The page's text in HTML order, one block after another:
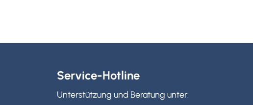
Service-Hotline
Unterstützung und Beratung unter: